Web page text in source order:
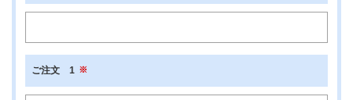
ご注文 1